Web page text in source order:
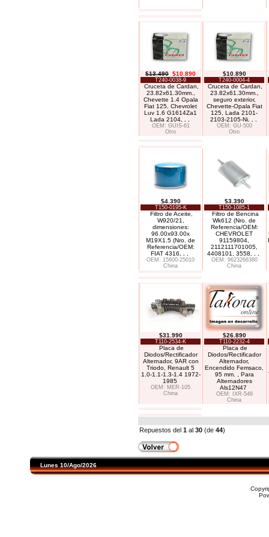
$13.490 $10.890
T240-0038-9
Cruceta de Cardan,
23.82x61.30mm.,
Chevette 1.4 Opala
Fiat 125, Chevrolet
Luv 1.6 G1614Za1
Lada 2104. . .
OEM: GUIS-61
Otro
$10.890
T240-0004-4
Cruceta de Cardan,
23.82x61.30mm.,
seguro exterior,
Chevette-Opala Fiat
125, Lada 2101-
2103-2105-Ni. . .
OEM: GU-500
Otro
$4.390
T150-0195-K
Filtro de Aceite,
W920/21,
dimensiones:
96.00x93.00x
M19X1.5 (Nro. de
Referencia/OEM:
FIAT 4316
OEM: 15600-25010
China
$3.390
T150-1085-1
Filtro de Bencina
Wk612 (Nro. de
Referencia/OEM:
CHEVROLET
91159804,
2112111701005,
4408101, 3558
OEM: 9623266380
China
$31.990
T110-2534-K
Placa de
Diodos/Rectificador
Alternador, 9AR con
Triodo, Renault 5
1.0-1.1-1.3-1.4 1972-
1985
OEM: MER-105
China
$26.890
T110-2232-4
Placa de
Diodos/Rectificador
Alternador,
Encendido Femsaco,
95 mm. , Para
Alternadores
Als12N47
OEM: IXR-548
China
Repuestos del 1 al 30 (de 44)
Lunes 10/Ago/2026